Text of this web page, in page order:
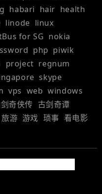
habari hair health
linode linux
for SG nokia
php piwik
project regnum
skype
vps web windows
奇侠传 古剑奇谭
旅游 游戏 琐事 看电影